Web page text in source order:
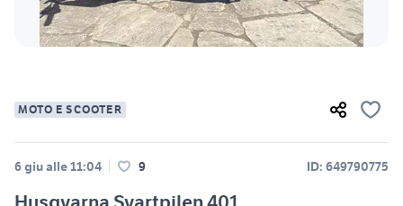
MOTO E SCOOTER
6 giu alle 11:04 9 ID: 649790775